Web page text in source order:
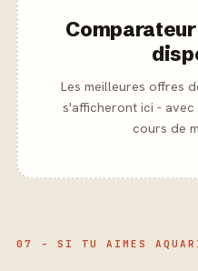
Les meilleures offres
s'afficheront ici -
cours de
07 - SI TU AIMES